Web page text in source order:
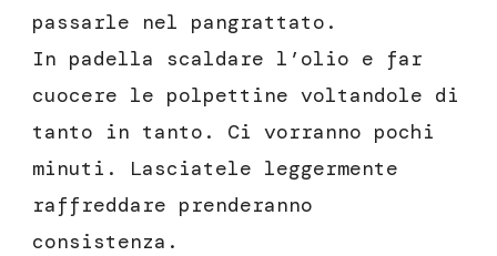
passarle nel pangrattato.
In padella scaldare l’olio e far
cuocere le polpettine voltandole di
tanto in tanto. Ci vorranno pochi
minuti. Lasciatele leggermente
raffreddare prenderanno
consistenza.